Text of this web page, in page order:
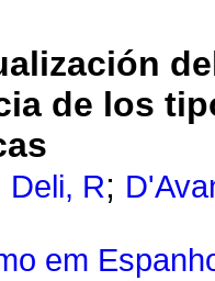
de los
Deli, R;
em